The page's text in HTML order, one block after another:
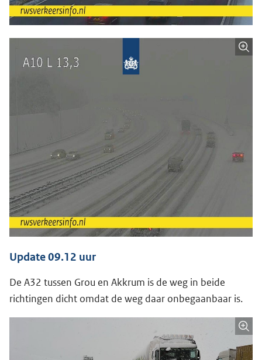
Update 09.12 uur
De A32 tussen Grou en Akkrum is de weg in beide
richtingen dicht omdat de weg daar onbegaanbaar is.